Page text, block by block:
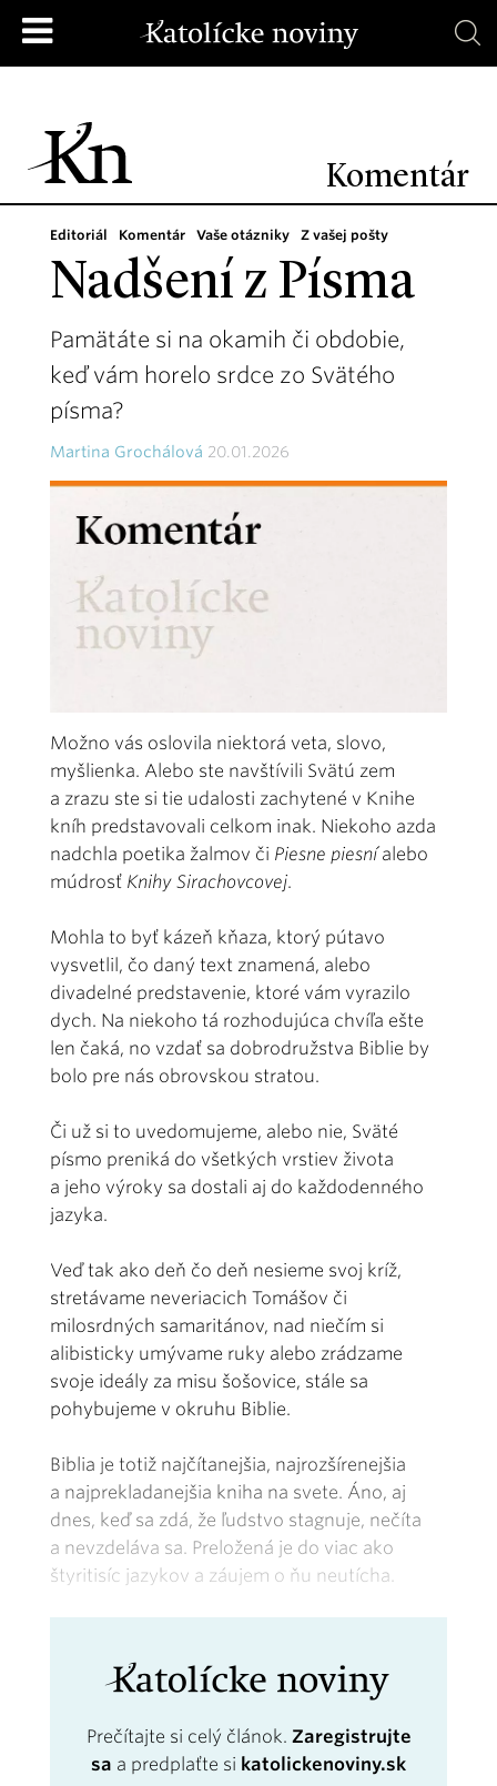
Komentár
Editoriál Komentár Vaše otázniky Z vašej pošty
Nadšení z Písma
Pamätáte si na okamih či obdobie,
keď vám horelo srdce zo Svätého
písma?
Martina Grochálová 20.01.2026
Možno vás oslovila niektorá veta, slovo,
myšlienka. Alebo ste navštívili Svätú zem
a zrazu ste si tie udalosti zachytené v Knihe
kníh predstavovali celkom inak. Niekoho azda
nadchla poetika žalmov či Piesne piesníalebo
múdrosť Knihy Sirachovcovej.
Mohla to byť kázeň kňaza, ktorý pútavo
vysvetlil, čo daný text znamená, alebo
divadelné predstavenie, ktoré vám vyrazilo
dych. Na niekoho tá rozhodujúca chvíľa ešte
len čaká, no vzdať sa dobrodružstva Biblie by
bolo pre nás obrovskou stratou.
Či už si to uvedomujeme, alebo nie, Sväté
písmo preniká do všetkých vrstiev života
a jeho výroky sa dostali aj do každodenného
jazyka.
Veď tak ako deň čo deň nesieme svoj kríž,
stretávame neveriacich Tomášov či
milosrdných samaritánov, nad niečím si
alibisticky umývame ruky alebo zrádzame
svoje ideály za misu šošovice, stále sa
pohybujeme v okruhu Biblie.
Biblia je totiž najčítanejšia, najrozšírenejšia
a najprekladanejšia kniha na svete. Áno, aj
dnes, keď sa zdá, že ľudstvo stagnuje, nečíta
a nevzdeláva sa. Preložená je do viac ako
štyritisíc jazykov a záujem o ňu neutícha.
Prečítajte si celý článok. Zaregistrujte
sa a predplaťte si katolickenoviny.sk